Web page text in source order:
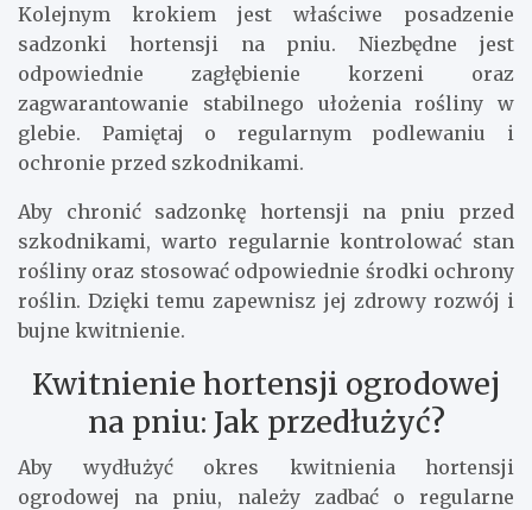
Kolejnym krokiem jest właściwe posadzenie
sadzonki hortensji na pniu. Niezbędne jest
odpowiednie zagłębienie korzeni oraz
zagwarantowanie stabilnego ułożenia rośliny w
glebie. Pamiętaj o regularnym podlewaniu i
ochronie przed szkodnikami.
Aby chronić sadzonkę hortensji na pniu przed
szkodnikami, warto regularnie kontrolować stan
rośliny oraz stosować odpowiednie środki ochrony
roślin. Dzięki temu zapewnisz jej zdrowy rozwój i
bujne kwitnienie.
Kwitnienie hortensji ogrodowej
na pniu: Jak przedłużyć?
Aby wydłużyć okres kwitnienia hortensji
ogrodowej na pniu, należy zadbać o regularne